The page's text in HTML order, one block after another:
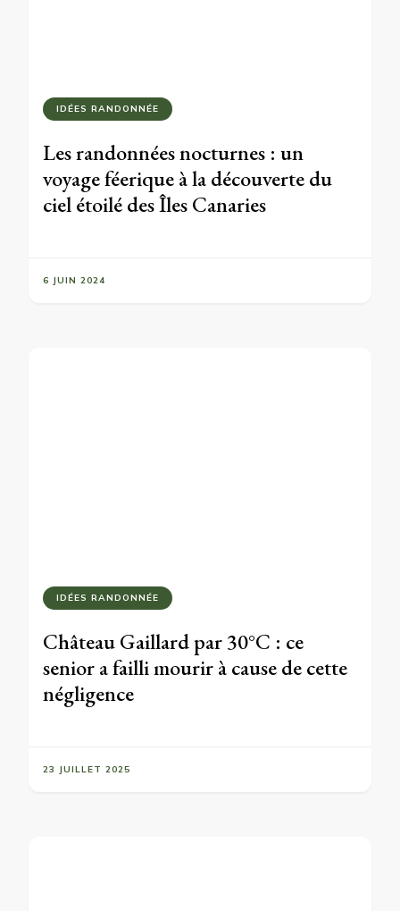
IDÉES RANDONNÉE
Les randonnées nocturnes : un
voyage féerique à la découverte du
ciel étoilé des Îles Canaries
6 JUIN 2024
IDÉES RANDONNÉE
Château Gaillard par 30°C : ce
senior a failli mourir à cause de cette
négligence
23 JUILLET 2025